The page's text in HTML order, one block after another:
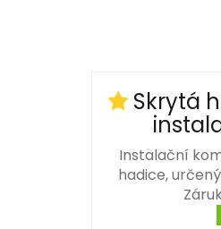
Skrytá
Instalační
hadice,